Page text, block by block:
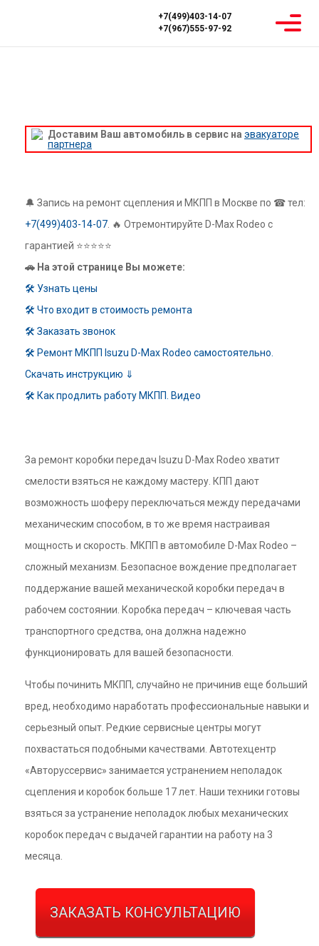
+7(499)403-14-07
+7(967)555-97-92
Доставим Ваш автомобиль в сервис на эвакуаторе
партнера
🔔 Запись на ремонт сцепления и МКПП в Москве по ☎ тел:
+7(499)403-14-07 . 🔥 Отремонтируйте D-Max Rodeo с
гарантией ⭐⭐⭐⭐⭐
🚗 На этой странице Вы можете:
🛠 Узнать цены
🛠 Что входит в стоимость ремонта
🛠 Заказать звонок
🛠 Ремонт МКПП Isuzu D-Max Rodeo самостоятельно.
Скачать инструкцию ⇓
🛠 Как продлить работу МКПП. Видео
За ремонт коробки передач Isuzu D-Max Rodeo хватит
смелости взяться не каждому мастеру. КПП дают
возможность шоферу переключаться между передачами
механическим способом, в то же время настраивая
мощность и скорость. МКПП в автомобиле D-Max Rodeo –
сложный механизм. Безопасное вождение предполагает
поддержание вашей механической коробки передач в
рабочем состоянии. Коробка передач – ключевая часть
транспортного средства, она должна надежно
функционировать для вашей безопасности.
Чтобы починить МКПП, случайно не причинив еще больший
вред, необходимо наработать профессиональные навыки и
серьезный опыт. Редкие сервисные центры могут
похвастаться подобными качествами. Автотехцентр
«Авторуссервис» занимается устранением неполадок
сцепления и коробок больше 17 лет. Наши техники готовы
взяться за устранение неполадок любых механических
коробок передач с выдачей гарантии на работу на 3
месяца.
ЗАКАЗАТЬ КОНСУЛЬТАЦИЮ